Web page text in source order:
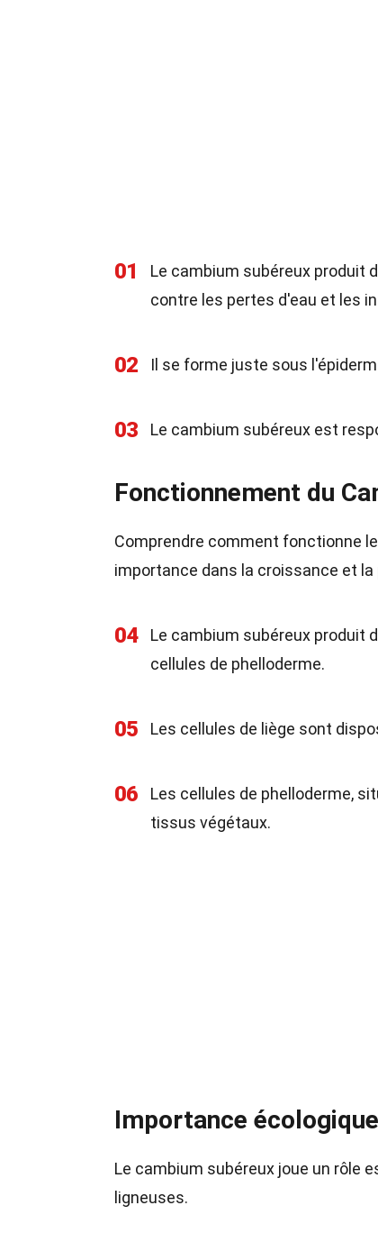
01 Le cambium subéreux produit
contre les pertes d'eau et les
02 Il se forme juste sous
03 Le cambium subéreux est
Fonctionnement du
Comprendre comment fonctionne
importance dans la croissance et
04
Le cambium subéreux produit
cellules de phelloderme.
05 Les cellules de liège sont
06
Les cellules de phelloderme,
tissus végétaux.
Importance
Le cambium subéreux joue un rôle
ligneuses.